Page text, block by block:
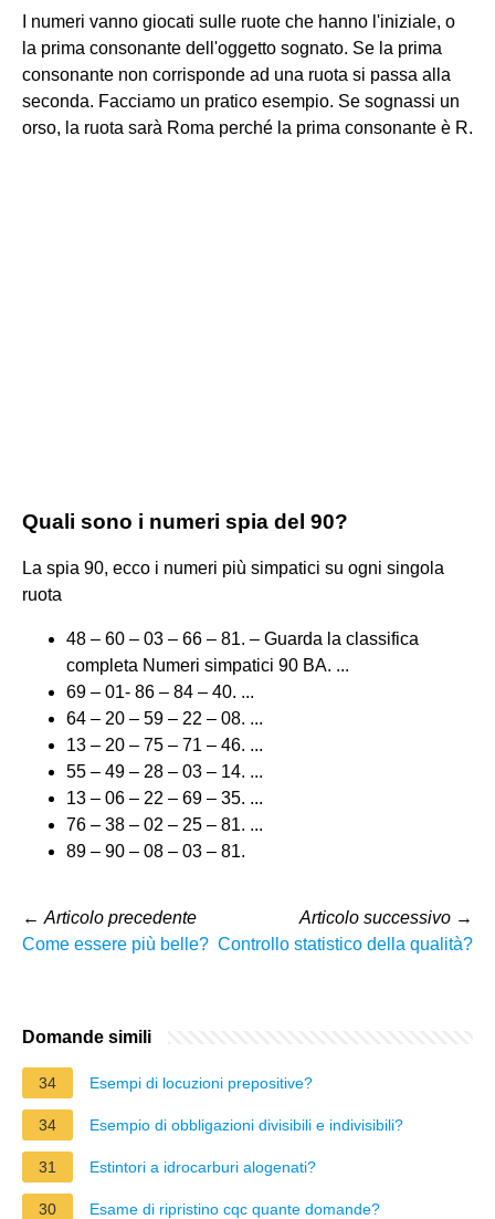
I numeri vanno giocati sulle ruote che hanno l'iniziale, o
la prima consonante dell'oggetto sognato. Se la prima
consonante non corrisponde ad una ruota si passa alla
seconda. Facciamo un pratico esempio. Se sognassi un
orso, la ruota sarà Roma perché la prima consonante è R.
Quali sono i numeri spia del 90?
La spia 90, ecco i numeri più simpatici su ogni singola
ruota
48 – 60 – 03 – 66 – 81. – Guarda la classifica
completa Numeri simpatici 90 BA. ...
69 – 01- 86 – 84 – 40. ...
64 – 20 – 59 – 22 – 08. ...
13 – 20 – 75 – 71 – 46. ...
55 – 49 – 28 – 03 – 14. ...
13 – 06 – 22 – 69 – 35. ...
76 – 38 – 02 – 25 – 81. ...
89 – 90 – 08 – 03 – 81.
← Articolo precedente
Come essere più belle?
Articolo successivo →
Controllo statistico della qualità?
Domande simili
34 Esempi di locuzioni prepositive?
34 Esempio di obbligazioni divisibili e indivisibili?
31 Estintori a idrocarburi alogenati?
30 Esame di ripristino cqc quante domande?